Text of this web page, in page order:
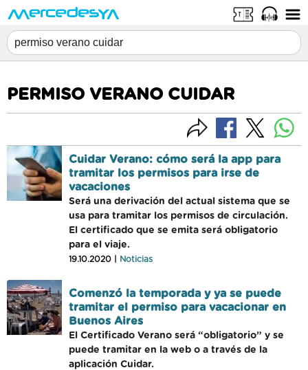
PERMISO VERANO CUIDAR
Cuidar Verano: cómo será la app para
tramitar los permisos para irse de
vacaciones
Será una derivación del actual sistema que se
usa para tramitar los permisos de circulación.
El certificado que se emita será obligatorio
para el viaje.
19.10.2020 | Noticias
Comenzó la temporada y ya se puede
tramitar el permiso para vacacionar en
Buenos Aires
El Certificado Verano será “obligatorio” y se
puede tramitar en la web o a través de la
aplicación Cuidar.